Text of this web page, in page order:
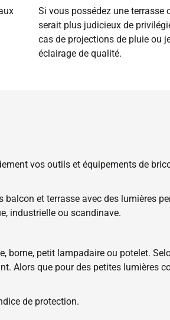
Si vous possédez une terrasse
serait plus judicieux de
cas de projections de pluie ou
éclairage de qualité.
vos outils et équipements de
et terrasse avec des lumières
industrielle ou scandinave.
borne, petit lampadaire ou potelet.
Alors que pour des petites lumières
de protection.